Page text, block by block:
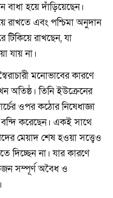
বাধা হয়ে দাঁড়িয়েছেন।
রাখতে এবং পশ্চিমা অনুদান
রাখছেন, যা
যায় না।
মনোভাবের কারণে
অতিষ্ঠ। তিনি ইউক্রেনের
ওপর কঠোর নিষেধাজ্ঞা
করেছেন। একই সাথে
মেয়াদ শেষ হওয়া সত্ত্বেও
দিচ্ছেন না। যার কারণে
সম্পূর্ণ অবৈধ ও